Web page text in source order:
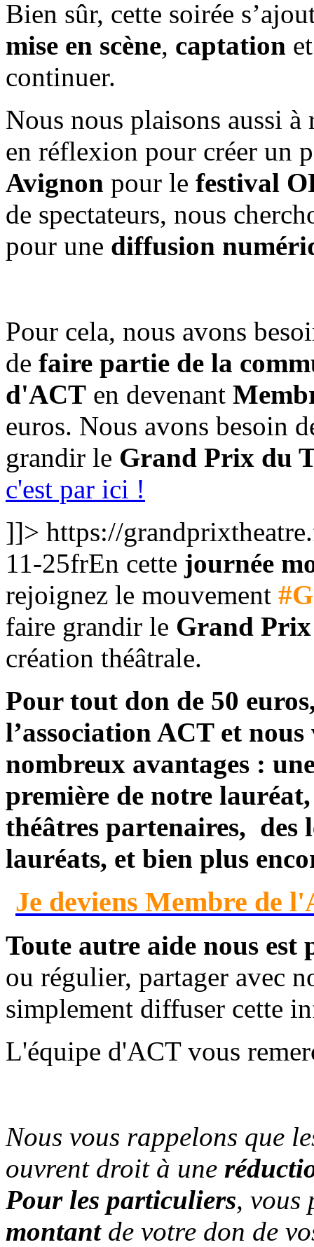
Bien sûr, cette soirée
mise en scène, capta​tion
continuer.
Nous nous plaisons aussi
en réflexion pour créer un
Avignon pour le festival
de spectateurs, nous
pour une diffusion
Pour cela, nous avons
de faire partie de la
d'ACT en devenant
euros. Nous avons besoin
grandir le Grand Prix du
c'est par ici !
]]> https://
11-25frEn cette journée
rejoignez le mouvement
faire grandir le Grand
création théâtrale.
Pour tout don de 50 euros
l’association ACT et
nombreux avantages :
première de notre
théâtres partenaires, des
lauréats, et bien plus
Je deviens Membre de
Toute autre aide nous est
ou régulier, partager avec
simplement diffuser cette
L'équipe d'ACT vous
Nous vous rappelons que
ouvrent droit à une
Pour les particuliers, vous
montant de votre don de